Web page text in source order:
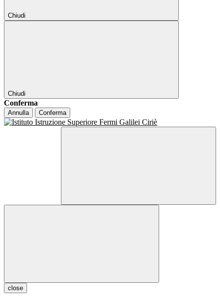
Chiudi
Chiudi
Conferma
Annulla Conferma
close